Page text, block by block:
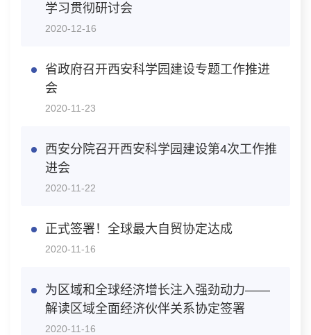
学习贯彻研讨会
2020-12-16
省政府召开西安科学园建设专题工作推进
会
2020-11-23
西安分院召开西安科学园建设第4次工作推
进会
2020-11-22
正式签署！全球最大自贸协定达成
2020-11-16
为区域和全球经济增长注入强劲动力——
解读区域全面经济伙伴关系协定签署
2020-11-16